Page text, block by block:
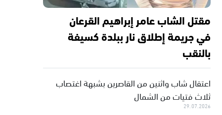
مقتل الشاب عامر إبراهيم القرعان
في جريمة إطلاق نار ببلدة كسيفة
بالنقب
اعتقال شاب واثنين من القاصرين بشبهة اغتصاب
ثلاث فتيات من الشمال
29.07.2026